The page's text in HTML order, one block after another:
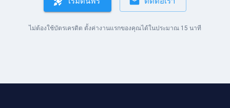
ไม่ต้องใช้บัตรเครดิต ตั้งค่างานแรกของคุณได้ในประมาณ 15 นาที